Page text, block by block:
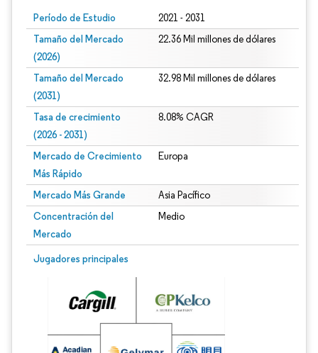
Período de Estudio 2021 - 2031
Tamaño del Mercado
(2026)
22.36 Mil millones de dólares
Tamaño del Mercado
(2031)
32.98 Mil millones de dólares
Tasa de crecimiento
(2026 - 2031)
8.08% CAGR
Mercado de Crecimiento
Más Rápido
Europa
Mercado Más Grande Asia Pacífico
Concentración del
Mercado
Medio
Jugadores principales
Imagen © Mordor Intelligence. El uso requiere atribución según CC BY 4.0.